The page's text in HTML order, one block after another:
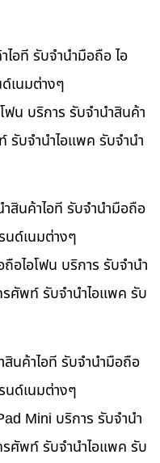
ไอที รับจำนำมือถือ ไอ
เนมต่างๆ
ฟน บริการ รับจำนำสินค้า
รับจำนำไอแพค รับจำนำ
สินค้าไอที รับจำนำมือถือ
นด์เนมต่างๆ
อไอโฟน บริการ รับจำนำ
รศัพท์ รับจำนำไอแพค รับ
นค้าไอที รับจำนำมือถือ
นด์เนมต่างๆ
Mini บริการ รับจำนำ
รศัพท์ รับจำนำไอแพค รับ